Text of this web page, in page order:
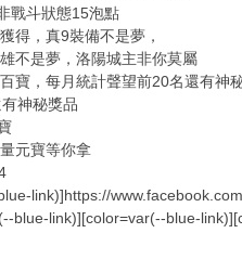
戰斗狀態15泡點
得，真9裝備不是夢，
不是夢，洛陽城主非你莫屬
寶，每月統計聲望前20名還有神
神秘獎品
元寶等你拿
link)]https://
blue-link)][color=var(--blue-